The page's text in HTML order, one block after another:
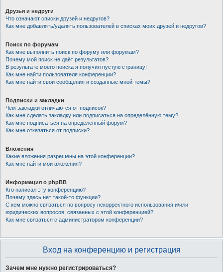
Друзья и недруги
Что означают списки друзей и недругов?
Как мне добавлять/удалять пользователей в списках моих друзей и недругов?
Поиск по форумам
Как мне выполнить поиск по форуму или форумам?
Почему мой поиск не даёт результатов?
В результате моего поиска я получил пустую страницу!
Как мне найти пользователя конференции?
Как мне найти свои сообщения и созданные мной темы?
Подписки и закладки
Чем закладки отличаются от подписок?
Как мне сделать закладку или подписаться на определённую тему?
Как мне подписаться на определённый форум?
Как мне отказаться от подписки?
Вложения
Какие вложения разрешены на этой конференции?
Как мне найти мои вложения?
Информация о phpBB
Кто написал эту конференцию?
Почему здесь нет такой-то функции?
С кем можно связаться по вопросу некорректного использования и/или
юридических вопросов, связанных с этой конференцией?
Как мне связаться с администратором конференции?
Вход на конференцию и регистрация
Зачем мне нужно регистрироваться?